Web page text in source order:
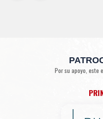
Por su apoyo, este